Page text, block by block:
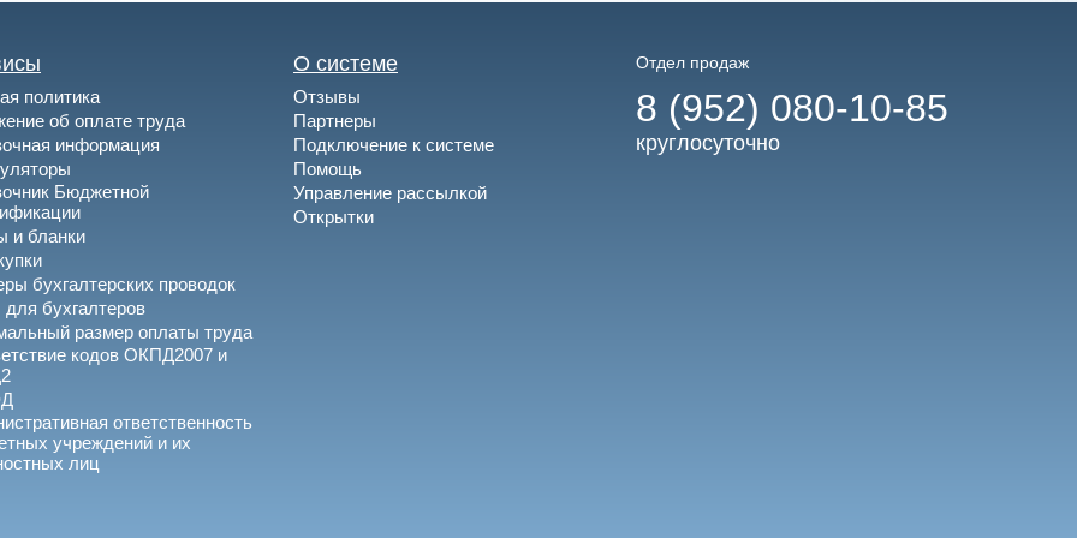
политика
об оплате труда
информация
Бюджетной
и бланки
бухгалтерских проводок
для бухгалтеров
размер оплаты труда
кодов ОКПД2007 и
ответственность
учреждений и их
лиц
О системе
Отзывы
Партнеры
Подключение к системе
Помощь
Управление рассылкой
Открытки
Отдел продаж
8 (952) 080-10-85
круглосуточно